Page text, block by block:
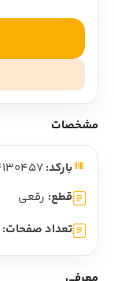
مشخصات
بارکد:9786224130457
قطع: رقعی
تعداد صفحات: